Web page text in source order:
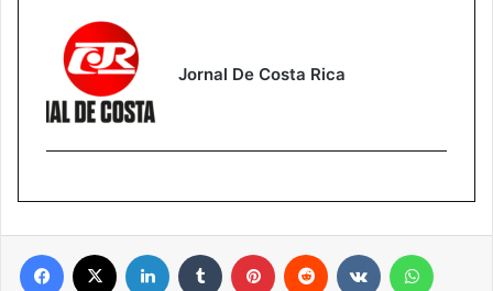
Jornal De Costa Rica
Facebook Linkedin Tumblr Pinterest Reddit